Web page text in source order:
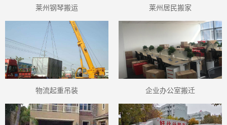
莱州钢琴搬运 莱州居民搬家
物流起重吊装 企业办公室搬迁